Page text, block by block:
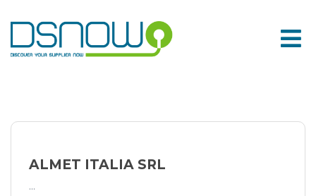
to
content
ALMET ITALIA SRL
...